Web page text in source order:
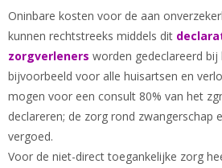
Oninbare kosten voor de aan
kunnen rechtstreeks middels dit
zorgverleners worden gedeclareerd bij
bijvoorbeeld voor alle huisartsen en
mogen voor een consult 80% van het
declareren; de zorg rond zwangerschap
vergoed.
Voor de niet-direct toegankelijke zorg